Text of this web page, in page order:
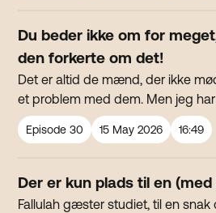
Du beder ikke om for
den forkerte om det!
Det er altid de mænd, der ikke
et problem med dem. Men jeg
sige, han gik på kompromis i
partner. Mænd går efter det, de
Episode30 15 May 2026 16:49
Der er kun plads til en (med
Fallulah gæster studiet, til en snak